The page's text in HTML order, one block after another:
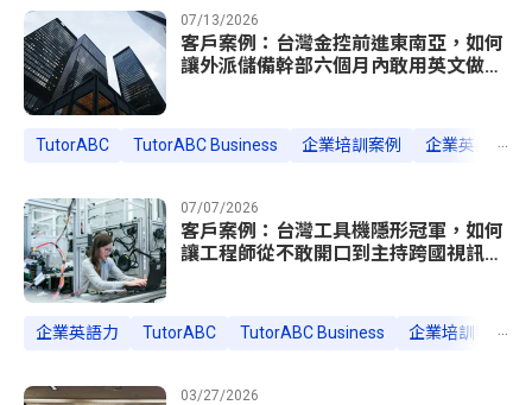
07/13/2026
客戶案例：台灣金控前進東南亞，如何
讓外派儲備幹部六個月內敢用英文做簡
TutorABC TutorABC Business 企業培訓案例 企業英語培訓
...
07/07/2026
客戶案例：台灣工具機隱形冠軍，如何
讓工程師從不敢開口到主持跨國視訊會
企業英語力 TutorABC TutorABC Business 企業培訓案例
...
03/27/2026